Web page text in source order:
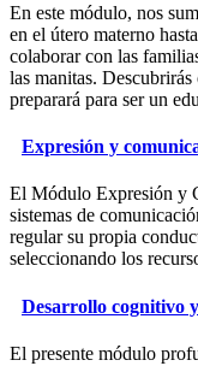
En este módulo, nos
en el útero materno
colaborar con las
las manitas.
preparará para ser un
Expresión y
El Módulo Expresión y
sistemas de
regular su propia
seleccionando los
Desarrollo cognitivo
El presente módulo